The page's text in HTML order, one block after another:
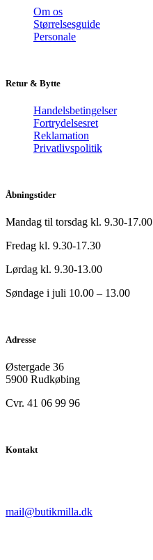
Om os
Størrelsesguide
Personale
Retur & Bytte
Handelsbetingelser
Fortrydelsesret
Reklamation
Privatlivspolitik
Åbningstider
Mandag til torsdag kl. 9.30-17.00
Fredag kl. 9.30-17.30
Lørdag kl. 9.30-13.00
Søndage i juli 10.00 – 13.00
Adresse
Østergade 36
5900 Rudkøbing
Cvr. 41 06 99 96
Kontakt
mail@butikmilla.dk